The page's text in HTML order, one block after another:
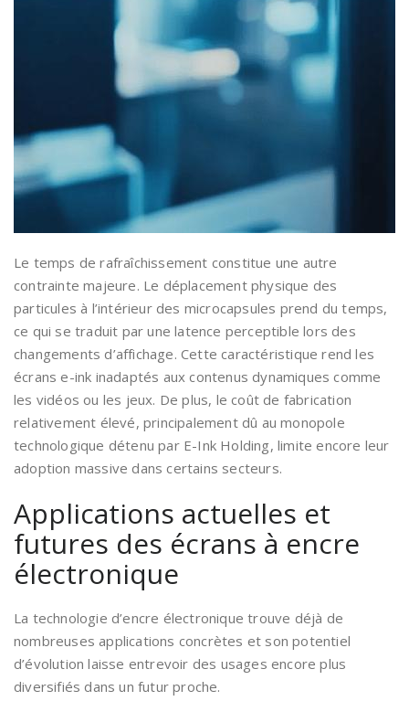
Le temps de rafraîchissement constitue une autre
contrainte majeure. Le déplacement physique des
particules à l’intérieur des microcapsules prend du temps,
ce qui se traduit par une latence perceptible lors des
changements d’affichage. Cette caractéristique rend les
écrans e-ink inadaptés aux contenus dynamiques comme
les vidéos ou les jeux. De plus, le coût de fabrication
relativement élevé, principalement dû au monopole
technologique détenu par E-Ink Holding, limite encore leur
adoption massive dans certains secteurs.
Applications actuelles et
futures des écrans à encre
électronique
La technologie d’encre électronique trouve déjà de
nombreuses applications concrètes et son potentiel
d’évolution laisse entrevoir des usages encore plus
diversifiés dans un futur proche.